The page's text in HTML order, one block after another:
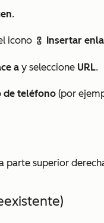
.
icono link InIn Insertar
a y seleccione URL.
de teléfono (por
parte superior